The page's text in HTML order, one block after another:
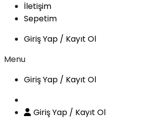
İletişim
Sepetim
Giriş Yap / Kayıt Ol
Menu
Giriş Yap / Kayıt Ol
Giriş Yap / Kayıt Ol